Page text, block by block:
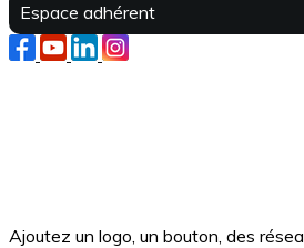
Espace adhérent
Ajoutez un logo, un bouton, des